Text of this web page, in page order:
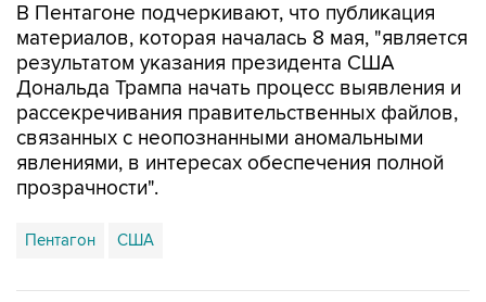
В Пентагоне подчеркивают, что публикация
материалов, которая началась 8 мая, "является
результатом указания президента США
Дональда Трампа начать процесс выявления и
рассекречивания правительственных файлов,
связанных с неопознанными аномальными
явлениями, в интересах обеспечения полной
прозрачности".
Пентагон США